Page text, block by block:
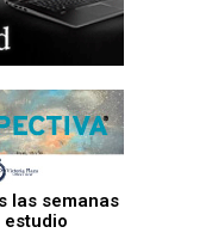
las semanas
estudio